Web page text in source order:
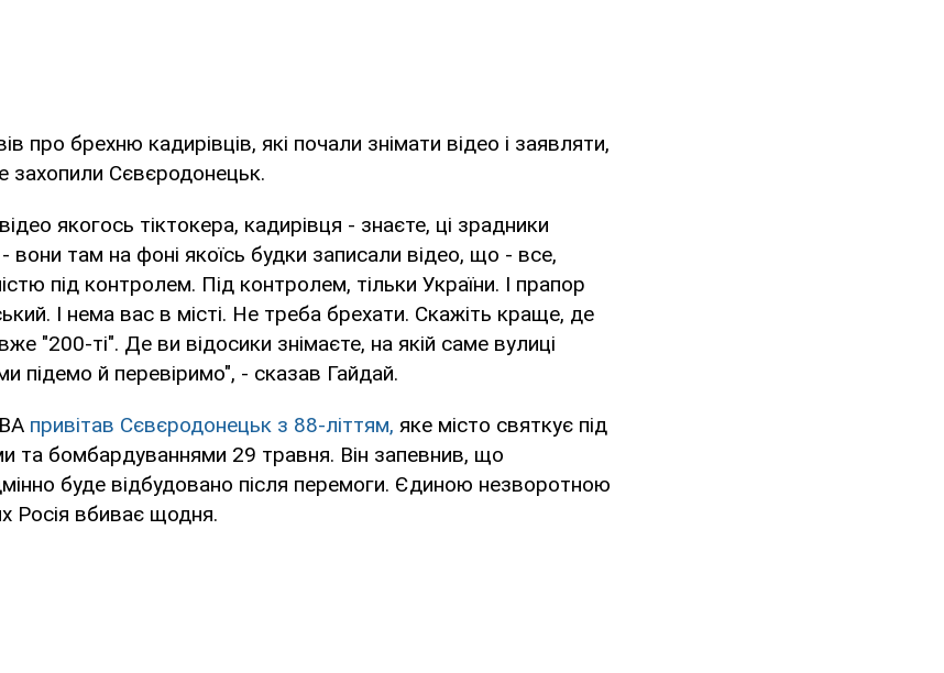
про брехню кадирівців, які почали знімати відео і заявляти,
Сєвєродонецьк.
якогось тіктокера, кадирівця - знаєте, ці зрадники
вони там на фоні якоїсь будки записали відео, що - все,
під контролем. Під контролем, тільки України. І прапор
І нема вас в місті. Не треба брехати. Скажіть краще, де
"200-ті". Де ви відосики знімаєте, на якій саме вулиці
підемо й перевіримо", - сказав Гайдай.
привітав Сєвєродонецьк з 88-літтям, яке місто святкує під
та бомбардуваннями 29 травня. Він запевнив, що
буде відбудовано після перемоги. Єдиною незворотною
Росія вбиває щодня.